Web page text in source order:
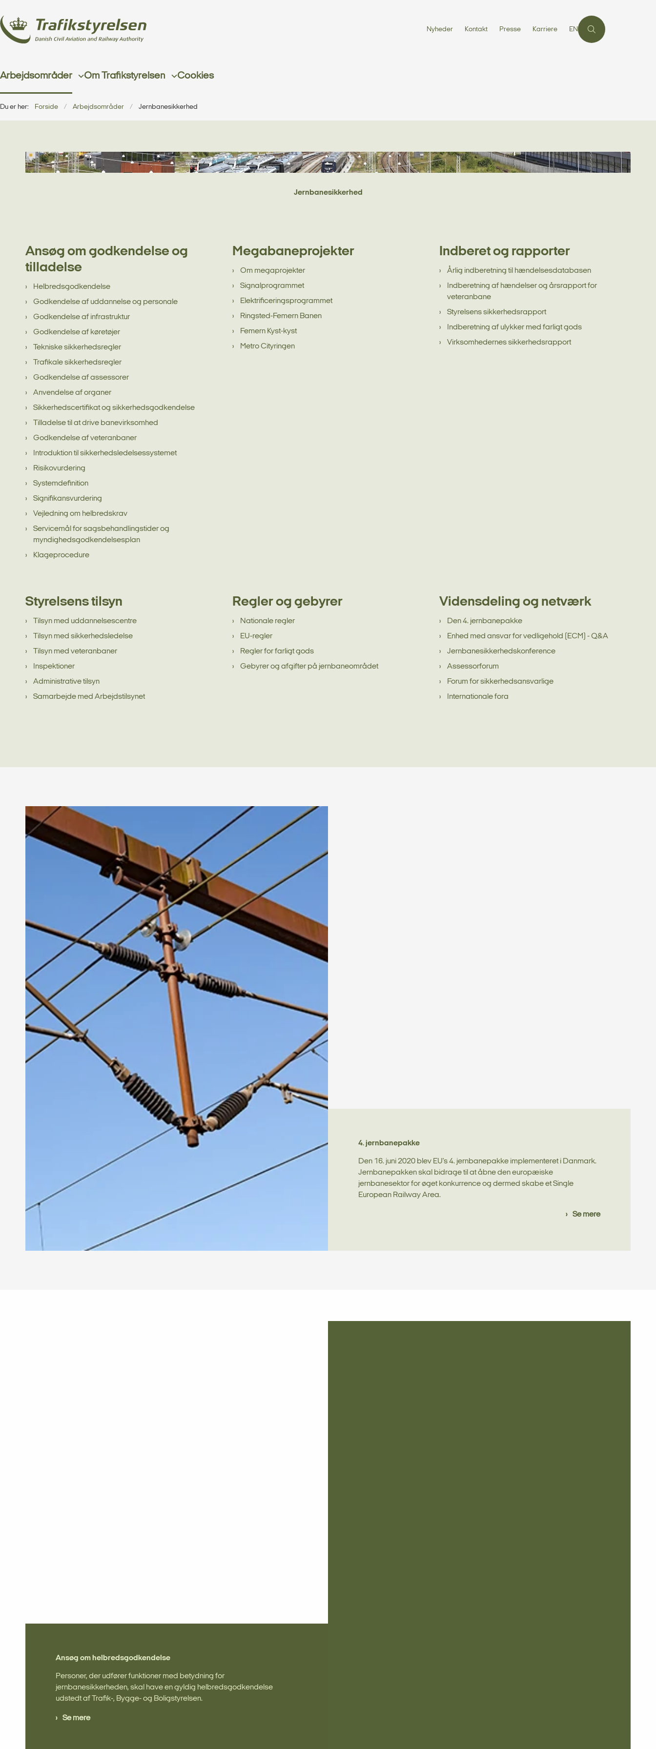
Nyheder Kontakt Presse Karriere EN
Arbejdsområder Om Trafikstyrelsen Cookies
Du er her: Forside Arbejdsområder Jernbanesikkerhed
Jernbanesikkerhed
Ansøg om godkendelse og
tilladelse
Helbredsgodkendelse
Godkendelse af uddannelse og personale
Godkendelse af infrastruktur
Godkendelse af køretøjer
Tekniske sikkerhedsregler
Trafikale sikkerhedsregler
Godkendelse af assessorer
Anvendelse af organer
Sikkerhedscertifikat og sikkerhedsgodkendelse
Tilladelse til at drive banevirksomhed
Godkendelse af veteranbaner
Introduktion til sikkerhedsledelsessystemet
Risikovurdering
Systemdefinition
Signifikansvurdering
Vejledning om helbredskrav
Servicemål for sagsbehandlingstider og
myndighedsgodkendelsesplan
Klageprocedure
Megabaneprojekter
Om megaprojekter
Signalprogrammet
Elektrificeringsprogrammet
Ringsted-Femern Banen
Femern Kyst-kyst
Metro Cityringen
Indberet og rapporter
Årlig indberetning til hændelsesdatabasen
Indberetning af hændelser og årsrapport for
veteranbane
Styrelsens sikkerhedsrapport
Indberetning af ulykker med farligt gods
Virksomhedernes sikkerhedsrapport
Styrelsens tilsyn
Tilsyn med uddannelsescentre
Tilsyn med sikkerhedsledelse
Tilsyn med veteranbaner
Inspektioner
Administrative tilsyn
Samarbejde med Arbejdstilsynet
Regler og gebyrer
Nationale regler
EU-regler
Regler for farligt gods
Gebyrer og afgifter på jernbaneområdet
Vidensdeling og netværk
Den 4. jernbanepakke
Enhed med ansvar for vedligehold (ECM) - Q&A
Jernbanesikkerhedskonference
Assessorforum
Forum for sikkerhedsansvarlige
Internationale fora
4. jernbanepakke
Den 16. juni 2020 blev EU's 4. jernbanepakke implementeret i Danmark.
Jernbanepakken skal bidrage til at åbne den europæiske
jernbanesektor for øget konkurrence og dermed skabe et Single
European Railway Area.
Se mere
Ansøg om helbredsgodkendelse
Personer, der udfører funktioner med betydning for
jernbanesikkerheden, skal have en gyldig helbredsgodkendelse
udstedt af Trafik-, Bygge- og Boligstyrelsen.
Se mere